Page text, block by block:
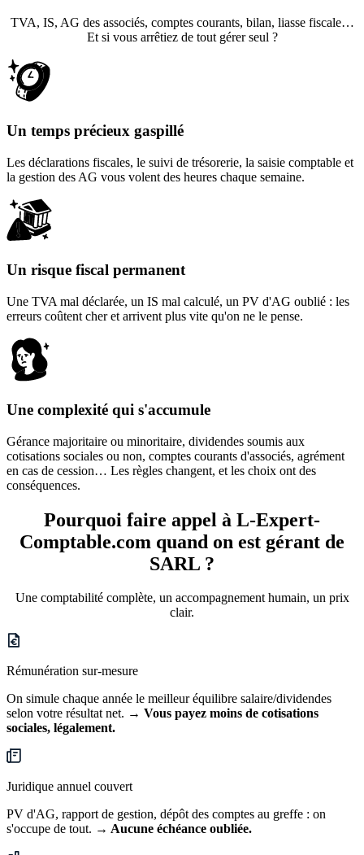
TVA, IS, AG des associés, comptes courants, bilan, liasse fiscale…
Et si vous arrêtiez de tout gérer seul ?
Un temps précieux gaspillé
Les déclarations fiscales, le suivi de trésorerie, la saisie comptable et
la gestion des AG vous volent des heures chaque semaine.
Un risque fiscal permanent
Une TVA mal déclarée, un IS mal calculé, un PV d'AG oublié : les
erreurs coûtent cher et arrivent plus vite qu'on ne le pense.
Une complexité qui s'accumule
Gérance majoritaire ou minoritaire, dividendes soumis aux
cotisations sociales ou non, comptes courants d'associés, agrément
en cas de cession… Les règles changent, et les choix ont des
conséquences.
Pourquoi faire appel à L-Expert-
Comptable.com quand on est gérant de
SARL ?
Une comptabilité complète, un accompagnement humain, un prix
clair.
Rémunération sur-mesure
On simule chaque année le meilleur équilibre salaire/dividendes
selon votre résultat net. → Vous payez moins de cotisations
sociales, légalement.
Juridique annuel couvert
PV d'AG, rapport de gestion, dépôt des comptes au greffe : on
s'occupe de tout. → Aucune échéance oubliée.